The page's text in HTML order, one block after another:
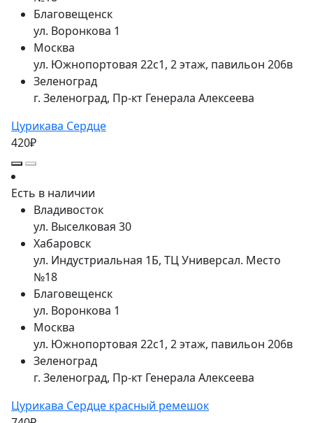
Благовещенск
ул. Воронкова 1
Москва
ул. Южнопортовая 22с1, 2 этаж, павильон 206в
Зеленоград
г. Зеленоград, Пр-кт Генерала Алексеева
Цурикава Сердце
420₽
Есть в наличии
Владивосток
ул. Выселковая 30
Хабаровск
ул. Индустриальная 1Б, ТЦ Универсал. Место
№18
Благовещенск
ул. Воронкова 1
Москва
ул. Южнопортовая 22с1, 2 этаж, павильон 206в
Зеленоград
г. Зеленоград, Пр-кт Генерала Алексеева
Цурикава Сердце красный ремешок